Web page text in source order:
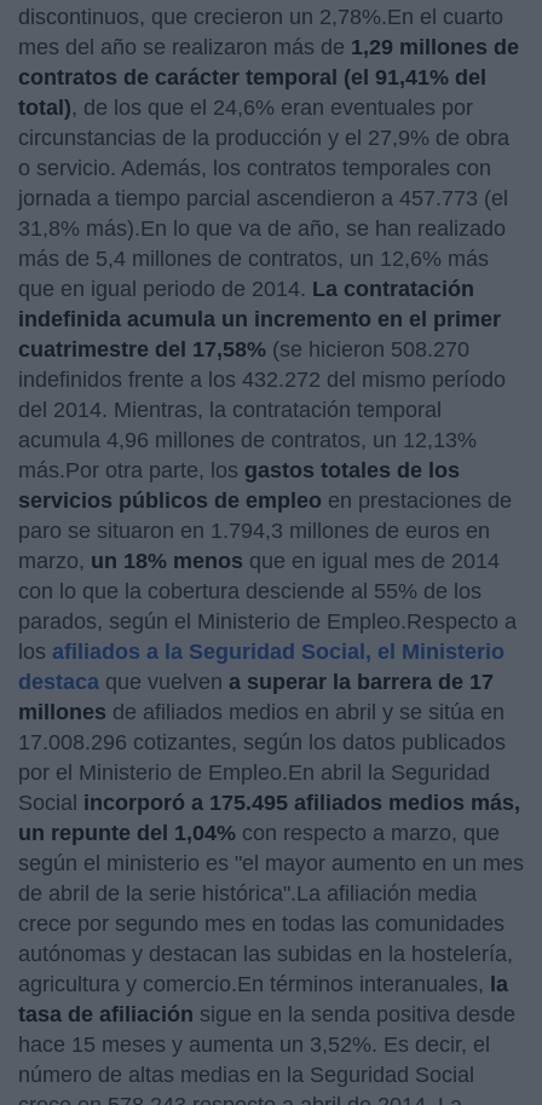
discontinuos, que crecieron un 2,78%.En el cuarto
mes del año se realizaron más de 1,29 millones de
contratos de carácter temporal (el 91,41% del
total), de los que el 24,6% eran eventuales por
circunstancias de la producción y el 27,9% de obra
o servicio. Además, los contratos temporales con
jornada a tiempo parcial ascendieron a 457.773 (el
31,8% más).En lo que va de año, se han realizado
más de 5,4 millones de contratos, un 12,6% más
que en igual periodo de 2014. La contratación
indefinida acumula un incremento en el primer
cuatrimestre del 17,58% (se hicieron 508.270
indefinidos frente a los 432.272 del mismo período
del 2014. Mientras, la contratación temporal
acumula 4,96 millones de contratos, un 12,13%
más.Por otra parte, los gastos totales de los
servicios públicos de empleo en prestaciones de
paro se situaron en 1.794,3 millones de euros en
marzo, un 18% menos que en igual mes de 2014
con lo que la cobertura desciende al 55% de los
parados, según el Ministerio de Empleo.Respecto a
los afiliados a la Seguridad Social, el Ministerio
destaca que vuelven a superar la barrera de 17
millones de afiliados medios en abril y se sitúa en
17.008.296 cotizantes, según los datos publicados
por el Ministerio de Empleo.En abril la Seguridad
Social incorporó a 175.495 afiliados medios más,
un repunte del 1,04% con respecto a marzo, que
según el ministerio es "el mayor aumento en un mes
de abril de la serie histórica".La afiliación media
crece por segundo mes en todas las comunidades
autónomas y destacan las subidas en la hostelería,
agricultura y comercio.En términos interanuales, la
tasa de afiliación sigue en la senda positiva desde
hace 15 meses y aumenta un 3,52%. Es decir, el
número de altas medias en la Seguridad Social